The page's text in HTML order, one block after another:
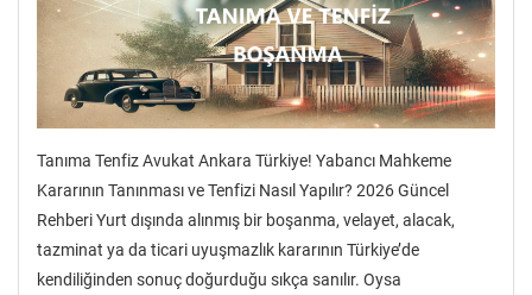
Tanıma Tenfiz Avukat Ankara Türkiye! Yabancı Mahkeme
Kararının Tanınması ve Tenfizi Nasıl Yapılır? 2026 Güncel
Rehberi Yurt dışında alınmış bir boşanma, velayet, alacak,
tazminat ya da ticari uyuşmazlık kararının Türkiye’de
kendiliğinden sonuç doğurduğu sıkça sanılır. Oysa